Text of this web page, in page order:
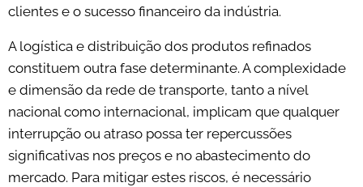
clientes e o sucesso financeiro da indústria.
A logística e distribuição dos produtos refinados
constituem outra fase determinante. A complexidade
e dimensão da rede de transporte, tanto a nível
nacional como internacional, implicam que qualquer
interrupção ou atraso possa ter repercussões
significativas nos preços e no abastecimento do
mercado. Para mitigar estes riscos, é necessário